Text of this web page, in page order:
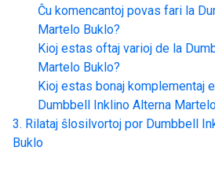
Ĉu komencantoj povas fari la
Martelo Buklo?
Kioj estas oftaj varioj de la
Martelo Buklo?
Kioj estas bonaj komplementaj
Dumbbell Inklino Alterna
Rilataj ŝlosilvortoj por Dumbbell
Buklo